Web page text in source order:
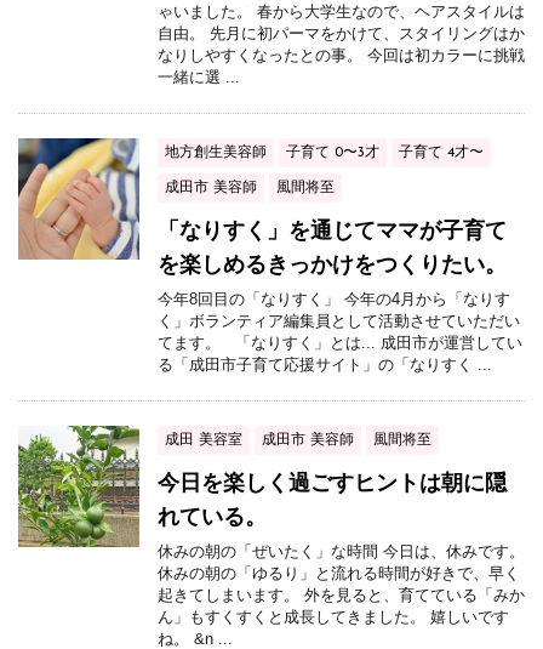
ゃいました。 春から大学生なので、ヘアスタイルは
自由。 先月に初パーマをかけて、スタイリングはか
なりしやすくなったとの事。 今回は初カラーに挑戦
一緒に選 ...
地方創生美容師 子育て 0〜3才 子育て 4才〜
成田市 美容師 風間将至
「なりすく」を通じてママが子育て
を楽しめるきっかけをつくりたい。
今年8回目の「なりすく」 今年の4月から「なりす
く」ボランティア編集員として活動させていただい
てます。 「なりすく」とは... 成田市が運営してい
る「成田市子育て応援サイト」の「なりすく ...
成田 美容室 成田市 美容師 風間将至
今日を楽しく過ごすヒントは朝に隠
れている。
休みの朝の「ぜいたく」な時間 今日は、休みです。
休みの朝の「ゆるり」と流れる時間が好きで、早く
起きてしまいます。 外を見ると、育てている「みか
ん」もすくすくと成長してきました。 嬉しいです
ね。 &n ...